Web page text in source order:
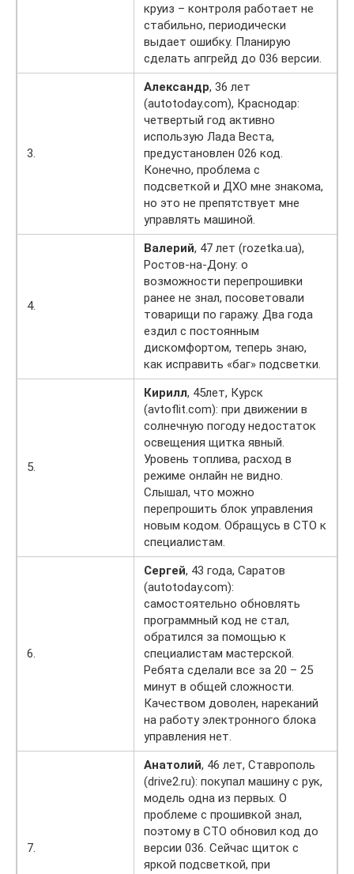
круиз – контроля работает не
стабильно, периодически
выдает ошибку. Планирую
сделать апгрейд до 036 версии.
3.
Александр, 36 лет
(autotoday.com), Краснодар:
четвертый год активно
использую Лада Веста,
предустановлен 026 код.
Конечно, проблема с
подсветкой и ДХО мне знакома,
но это не препятствует мне
управлять машиной.
4.
Валерий, 47 лет (rozetka.ua),
Ростов-на-Дону: о
возможности перепрошивки
ранее не знал, посоветовали
товарищи по гаражу. Два года
ездил с постоянным
дискомфортом, теперь знаю,
как исправить «баг» подсветки.
5.
Кирилл, 45лет, Курск
(avtoflit.com): при движении в
солнечную погоду недостаток
освещения щитка явный.
Уровень топлива, расход в
режиме онлайн не видно.
Слышал, что можно
перепрошить блок управления
новым кодом. Обращусь в СТО к
специалистам.
6.
Сергей, 43 года, Саратов
(autotoday.com):
самостоятельно обновлять
программный код не стал,
обратился за помощью к
специалистам мастерской.
Ребята сделали все за 20 – 25
минут в общей сложности.
Качеством доволен, нареканий
на работу электронного блока
управления нет.
7.
Анатолий, 46 лет, Ставрополь
(drive2.ru): покупал машину с рук,
модель одна из первых. О
проблеме с прошивкой знал,
поэтому в СТО обновил код до
версии 036. Сейчас щиток с
яркой подсветкой, при